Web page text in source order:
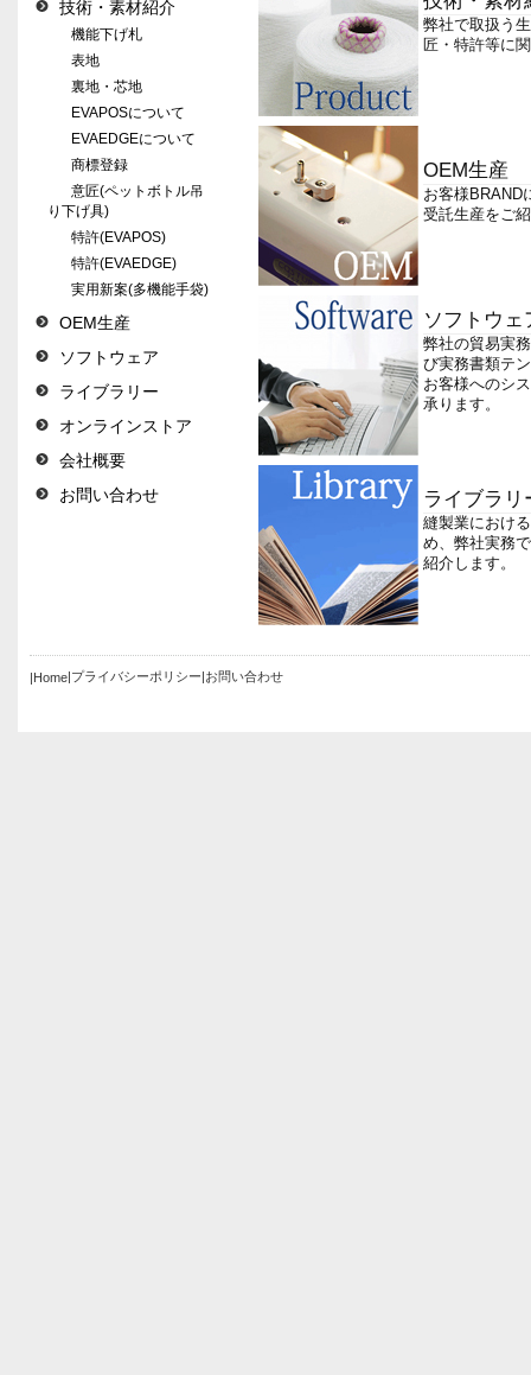
技術・素材紹介
機能下げ札
表地
裏地・芯地
EVAPOSについて
EVAEDGEについて
商標登録
意匠(ペットボトル吊
り下げ具)
特許(EVAPOS)
特許(EVAEDGE)
実用新案(多機能手袋)
OEM生産
ソフトウェア
ライブラリー
オンラインストア
会社概要
お問い合わせ
弊社で取扱う
匠・特許等に
OEM生産
お客様BRAND
受託生産をご
ソフトウェ
弊社の貿易実
び実務書類テ
お客様へのシ
承ります。
ライブラリ
縫製業におけ
め、弊社実務
紹介
|Home|プライバシーポリシー|お問い合わせ